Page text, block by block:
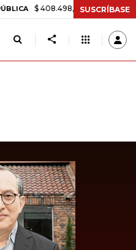
$ 408.498,97 +$ 8.753,81 +2,19%
SUSCRÍBASE